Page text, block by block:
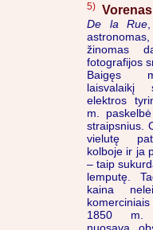
5)
De la Rue
žinomas
fotografijos
Baigęs
elektros
m.
straipsnius.
vielutę
kolboje ir ja
– taip
lemputę.
kaina
komerciniais
1850 m.